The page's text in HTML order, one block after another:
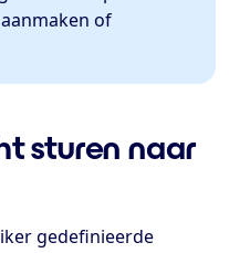
of
sturen naar
gedefinieerde